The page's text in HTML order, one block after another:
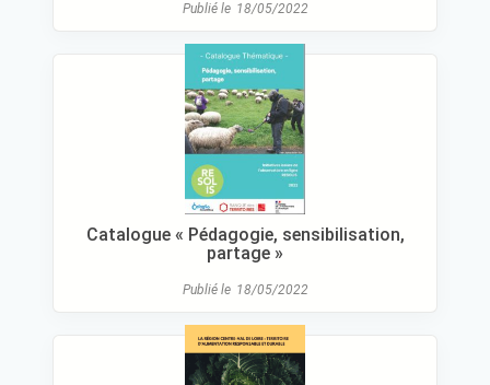
Publié le 18/05/2022
Catalogue « Pédagogie, sensibilisation,
partage »
Publié le 18/05/2022